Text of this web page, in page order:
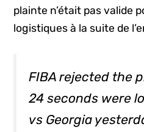
plainte n’était pas valide
logistiques à la suite de
FIBA rejected the
24 seconds were
vs Georgia